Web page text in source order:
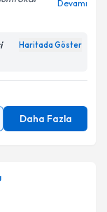
Devamı
Haritada Göster
Daha Fazla